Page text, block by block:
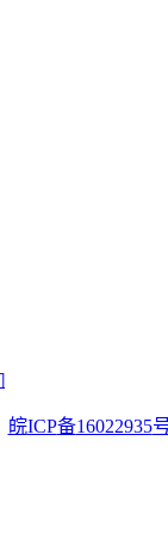
皖ICP备16022935